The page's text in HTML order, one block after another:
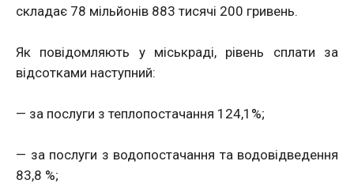
складає 78 мільйонів 883 тисячі 200 гривень.
Як повідомляють у міськраді, рівень сплати за
відсотками наступний:
— за послуги з теплопостачання 124,1%;
— за послуги з водопостачання та водовідведення
83,8 %;